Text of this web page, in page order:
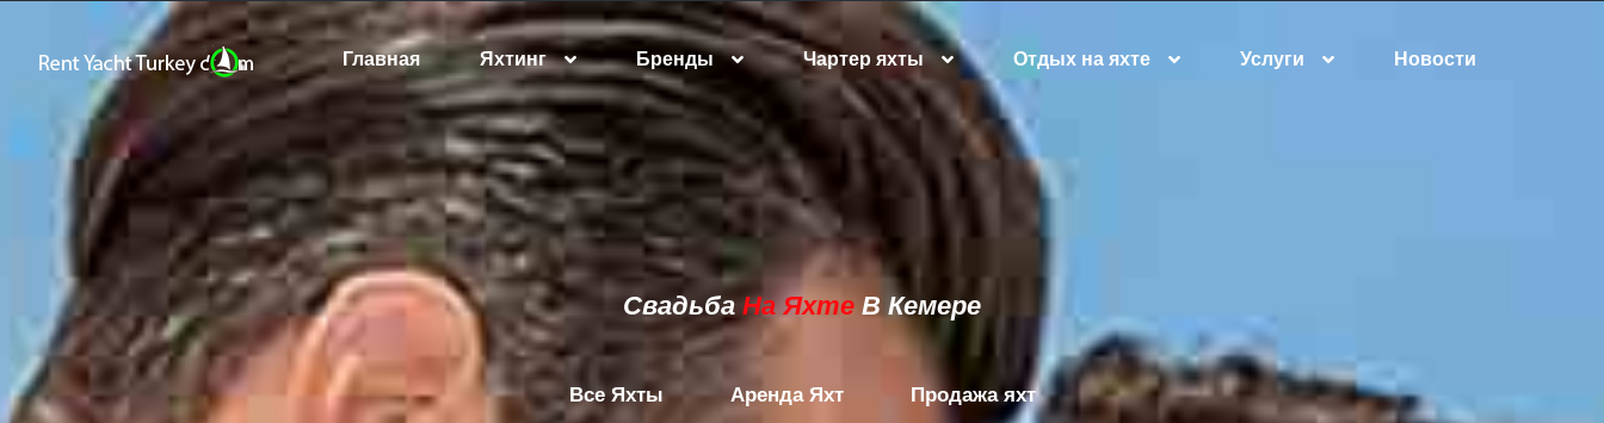
Главная Яхтинг Бренды Чартер яхты Отдых на яхте Услуги Новости
СвадьбаНа Яхте В Кемере
Все Яхты Аренда Яхт Продажа яхт